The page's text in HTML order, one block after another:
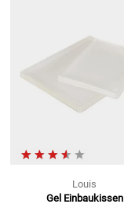
Louis
Gel Einbaukissen